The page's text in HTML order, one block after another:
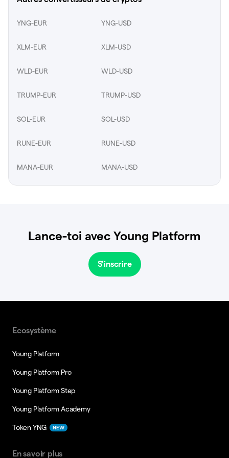
YNG-EUR YNG-USD
XLM-EUR XLM-USD
WLD-EUR WLD-USD
TRUMP-EUR TRUMP-USD
SOL-EUR SOL-USD
RUNE-EUR RUNE-USD
MANA-EUR MANA-USD
Lance-toi avec Young Platform
S'inscrire
Ecosystème
Young Platform
Young Platform Pro
Young Platform Step
Young Platform Academy
Token YNG NEW
En savoir plus